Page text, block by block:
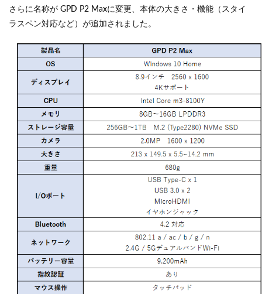
さらに名称が GPD P2 Maxに変更、本体の大きさ・機能（スタイ
ラスペン対応など）が追加されました。